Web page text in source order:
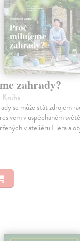
zahrady?
| Kniha
se může stát zdrojem
v uspěchaném
v ateliéru Flera a